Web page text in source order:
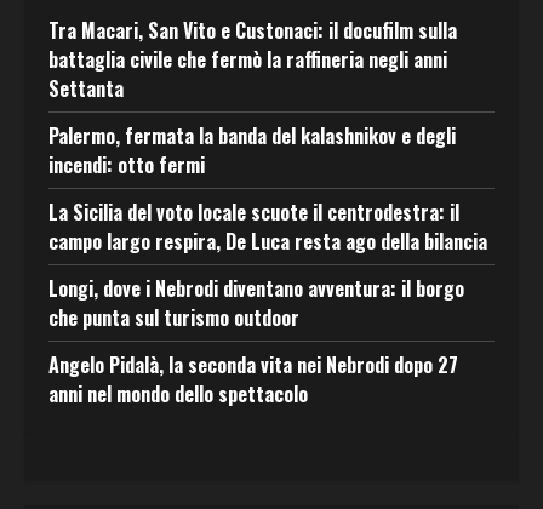
Tra Macari, San Vito e Custonaci: il docufilm sulla
battaglia civile che fermò la raffineria negli anni
Settanta
Palermo, fermata la banda del kalashnikov e degli
incendi: otto fermi
La Sicilia del voto locale scuote il centrodestra: il
campo largo respira, De Luca resta ago della bilancia
Longi, dove i Nebrodi diventano avventura: il borgo
che punta sul turismo outdoor
Angelo Pidalà, la seconda vita nei Nebrodi dopo 27
anni nel mondo dello spettacolo